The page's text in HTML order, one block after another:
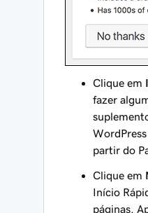
Clique em
fazer
partir do
Clique em
Início
páginas.